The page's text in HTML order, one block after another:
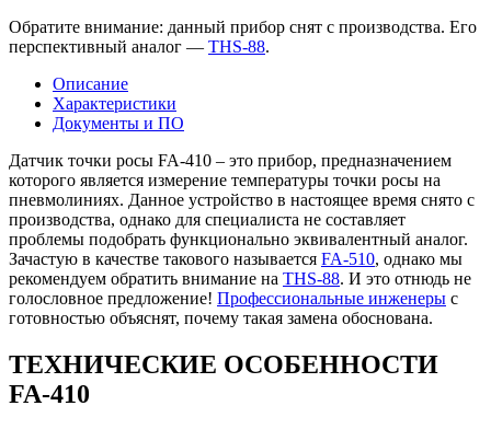
Обратите внимание: данный прибор снят с производства. Его
перспективный аналог — ТHS-88.
Описание
Характеристики
Документы и ПО
Датчик точки росы FA-410 – это прибор, предназначением
которого является измерение температуры точки росы на
пневмолиниях. Данное устройство в настоящее время снято с
производства, однако для специалиста не составляет
проблемы подобрать функционально эквивалентный аналог.
Зачастую в качестве такового называется FA-510, однако мы
рекомендуем обратить внимание на THS-88. И это отнюдь не
голословное предложение! Профессиональные инженеры с
готовностью объяснят, почему такая замена обоснована.
ТЕХНИЧЕСКИЕ ОСОБЕННОСТИ
FA-410